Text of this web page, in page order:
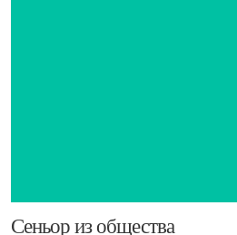
Сеньор из общества